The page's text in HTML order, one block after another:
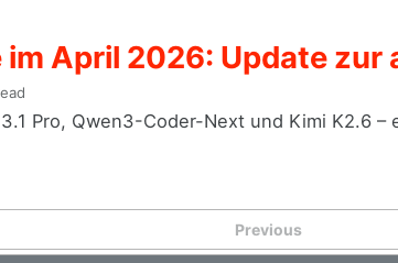
April 2026: Update zur
Pro, Qwen3-Coder-Next und Kimi K2.6
Previous